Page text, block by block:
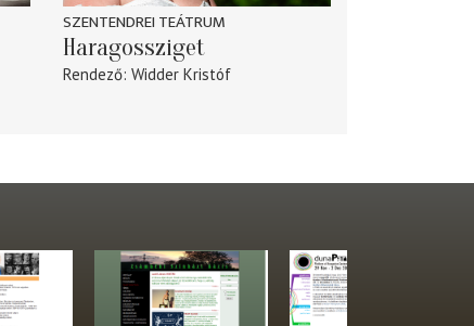
SZENTENDREI TEÁTRUM
Haragossziget
Rendező Widder Kristóf